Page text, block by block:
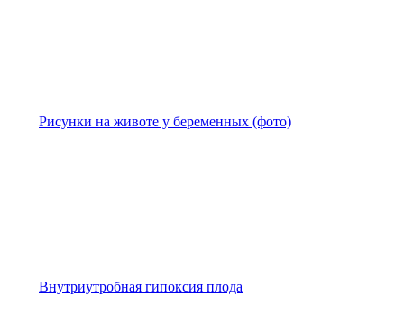
Рисунки на животе у беременных (фото)
Внутриутробная гипоксия плода